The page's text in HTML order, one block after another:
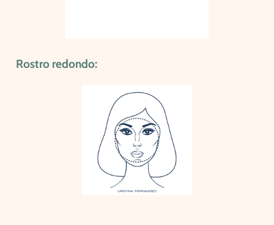
Rostro redondo: